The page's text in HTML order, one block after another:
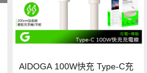
AIDOGA 100W快充 Type-C充